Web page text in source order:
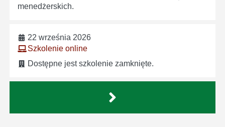
menedżerskich.
22 września 2026
Szkolenie online
Dostępne jest szkolenie zamknięte.